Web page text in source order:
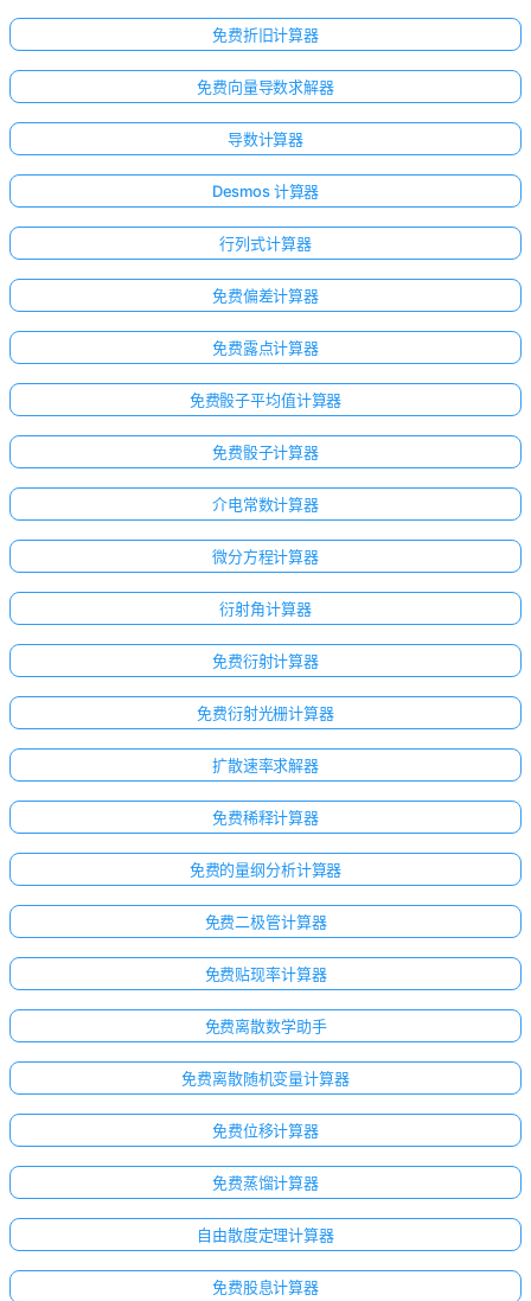
免费折旧计算器
免费向量导数求解器
导数计算器
Desmos 计算器
行列式计算器
免费偏差计算器
免费露点计算器
免费骰子平均值计算器
免费骰子计算器
介电常数计算器
微分方程计算器
衍射角计算器
免费衍射计算器
免费衍射光栅计算器
扩散速率求解器
免费稀释计算器
免费的量纲分析计算器
免费二极管计算器
免费贴现率计算器
免费离散数学助手
免费离散随机变量计算器
免费位移计算器
免费蒸馏计算器
自由散度定理计算器
免费股息计算器